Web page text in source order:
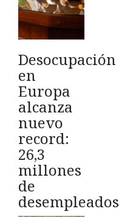
Desocupación
en
Europa
alcanza
nuevo
record:
26,3
millones
de
desempleados